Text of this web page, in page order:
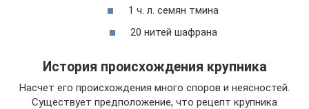
1 ч. л. семян тмина
20 нитей шафрана
История происхождения крупника
Насчет его происхождения много споров и неясностей.
Существует предположение, что рецепт крупника